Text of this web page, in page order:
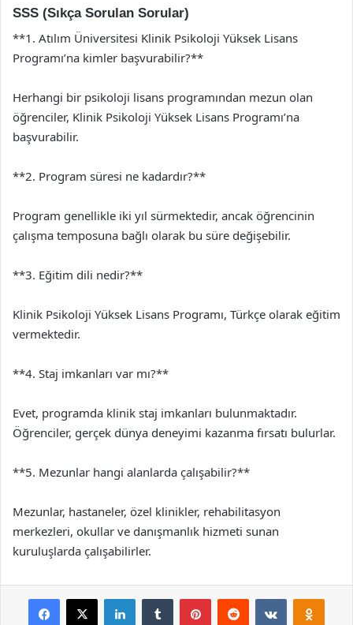
SSS (Sıkça Sorulan Sorular)
**1. Atılım Üniversitesi Klinik Psikoloji Yüksek Lisans
Programı’na kimler başvurabilir?**
Herhangi bir psikoloji lisans programından mezun olan
öğrenciler, Klinik Psikoloji Yüksek Lisans Programı’na
başvurabilir.
**2. Program süresi ne kadardır?**
Program genellikle iki yıl sürmektedir, ancak öğrencinin
çalışma temposuna bağlı olarak bu süre değişebilir.
**3. Eğitim dili nedir?**
Klinik Psikoloji Yüksek Lisans Programı, Türkçe olarak eğitim
vermektedir.
**4. Staj imkanları var mı?**
Evet, programda klinik staj imkanları bulunmaktadır.
Öğrenciler, gerçek dünya deneyimi kazanma fırsatı bulurlar.
**5. Mezunlar hangi alanlarda çalışabilir?**
Mezunlar, hastaneler, özel klinikler, rehabilitasyon
merkezleri, okullar ve danışmanlık hizmeti sunan
kuruluşlarda çalışabilirler.
Facebook
X LinkedInTumblr PinterestReddit VKontakte